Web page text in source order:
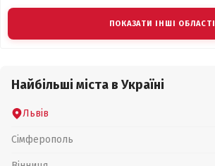
ПОКАЗАТИ ІНШІ ОБЛАСТІ
Найбільші міста в Україні
Львів
Сімферополь